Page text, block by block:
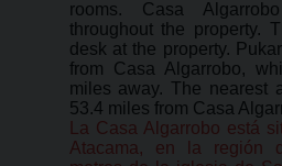
rooms. Casa
throughout the property.
desk at the property.
from Casa Algarrobo,
miles away. The nearest
53.4 miles from Casa
La Casa Algarrobo está
Atacama, en la región